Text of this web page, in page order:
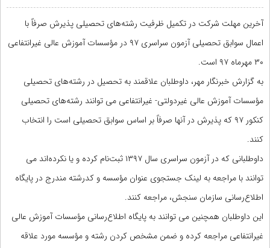
آخرین مهلت شرکت در تکمیل ظرفیت رشته‌های تحصیلی پذیرش صرفاً با
اعمال سوابق تحصیلی آزمون سراسری ۹۷ در مؤسسات آموزش عالی غیرانتفاعی
۳۰ مهرماه ۹۷ است.
به گزارش خبرنگار مهر، داوطلبان علاقمند به تحصیل در رشته‌های تحصیلی
مؤسسات آموزش عالی غیردولتی- غیرانتفاعی می توانند رشته‌های تحصیلی
کنکور ۹۷ که پذیرش در آنها صرفاً بر اساس سوابق تحصیلی است را انتخاب
کنند.
داوطلبانی که در آزمون سراسری سال ۱۳۹۷ ثبت‌نام کرده و یا نکرده‌اند می
توانند با مراجعه به لینک جستجوی عنوان مؤسسه و کدرشته مندرج در پایگاه
اطلاع‌رسانی سازمان سنجش، مراجعه کنند.
این داوطلبان همچنین می توانند به پایگاه اطلاع‌رسانی مؤسسات آموزش عالی
غیرانتفاعی مراجعه کرده و ضمن مشخص کردن رشته و مؤسسه مورد علاقه